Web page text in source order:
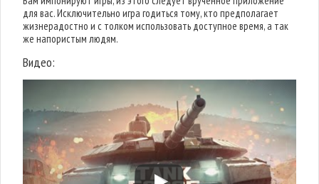
для вас. Исключительно игра годиться тому, кто предполагает
жизнерадостно и с толком использовать доступное время, а так
же напористым людям.
Видео: